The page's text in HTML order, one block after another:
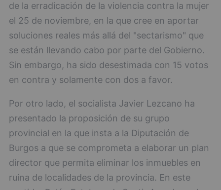
de la erradicación de la violencia contra la mujer
el 25 de noviembre, en la que cree en aportar
soluciones reales más allá del "sectarismo" que
se están llevando cabo por parte del Gobierno.
Sin embargo, ha sido desestimada con 15 votos
en contra y solamente con dos a favor.
Por otro lado, el socialista Javier Lezcano ha
presentado la proposición de su grupo
provincial en la que insta a la Diputación de
Burgos a que se comprometa a elaborar un plan
director que permita eliminar los inmuebles en
ruina de localidades de la provincia. En este